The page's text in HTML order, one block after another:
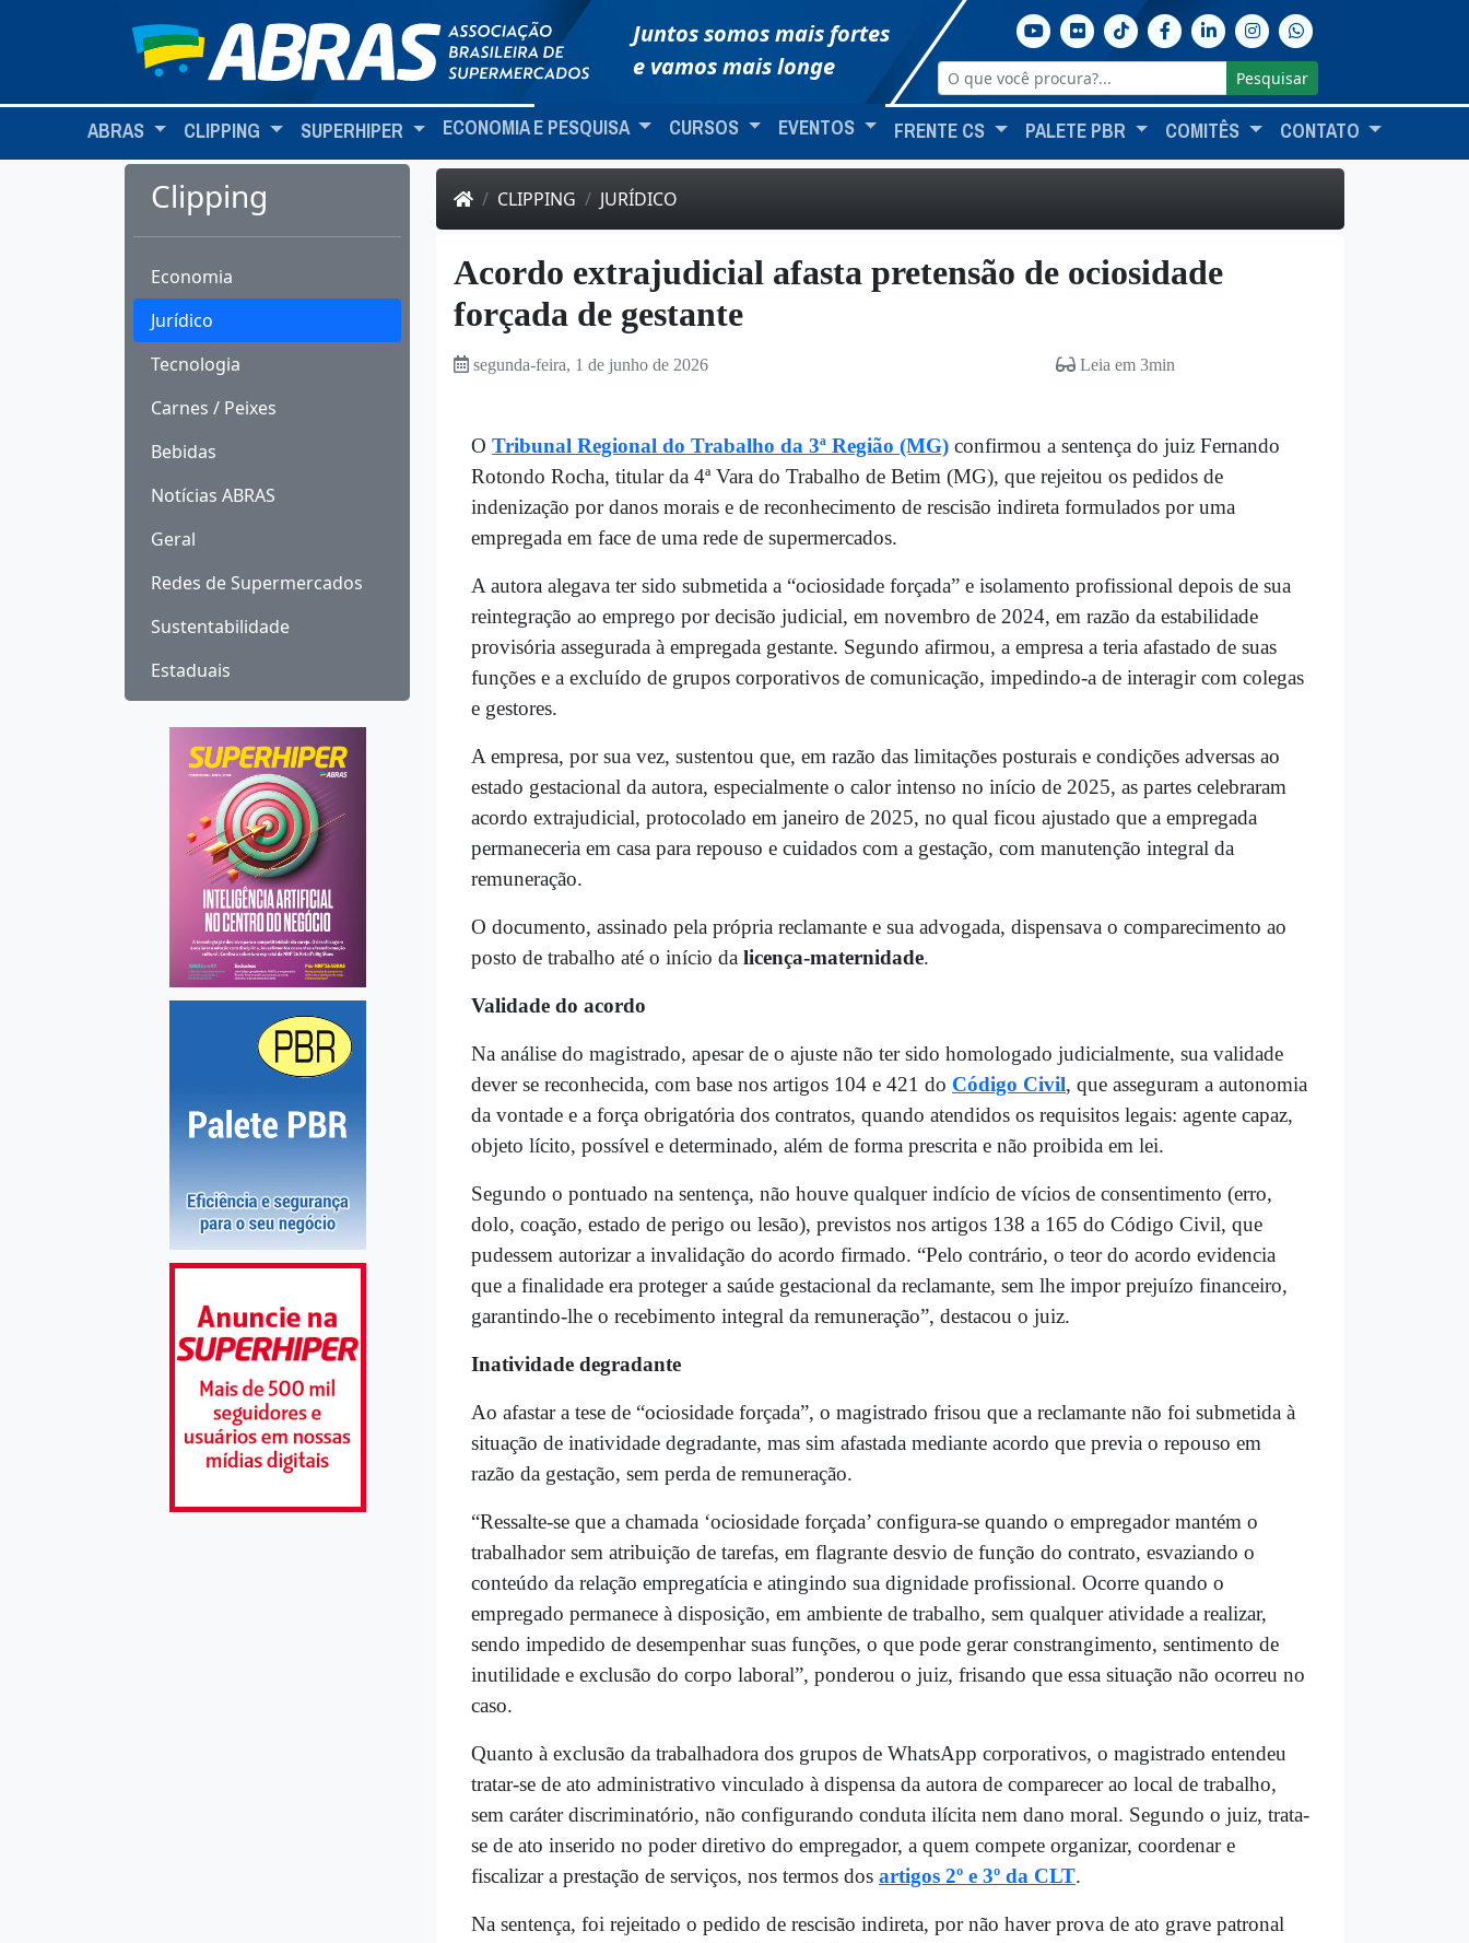
Juntos somos mais fortes
e vamos mais longe
Pesquisar
ABRAS CLIPPING SUPERHIPER ECONOMIA E PESQUISA CURSOS EVENTOS FRENTE CS PALETE PBR COMITÊS CONTATO
Clipping
Economia
Jurídico
Tecnologia
Carnes / Peixes
Bebidas
Notícias ABRAS
Geral
Redes de Supermercados
Sustentabilidade
Estaduais
CLIPPING JURÍDICO
Acordo extrajudicial afasta pretensão de ociosidade
forçada de gestante
segunda-feira, 1 de junho de 2026 Leia em 3min
O Tribunal Regional do Trabalho da 3ª Região (MG) confirmou a sentença do juiz Fernando
Rotondo Rocha, titular da 4ª Vara do Trabalho de Betim (MG), que rejeitou os pedidos de
indenização por danos morais e de reconhecimento de rescisão indireta formulados por uma
empregada em face de uma rede de supermercados.
A autora alegava ter sido submetida a “ociosidade forçada” e isolamento profissional depois de sua
reintegração ao emprego por decisão judicial, em novembro de 2024, em razão da estabilidade
provisória assegurada à empregada gestante. Segundo afirmou, a empresa a teria afastado de suas
funções e a excluído de grupos corporativos de comunicação, impedindo-a de interagir com colegas
e gestores.
A empresa, por sua vez, sustentou que, em razão das limitações posturais e condições adversas ao
estado gestacional da autora, especialmente o calor intenso no início de 2025, as partes celebraram
acordo extrajudicial, protocolado em janeiro de 2025, no qual ficou ajustado que a empregada
permaneceria em casa para repouso e cuidados com a gestação, com manutenção integral da
remuneração.
O documento, assinado pela própria reclamante e sua advogada, dispensava o comparecimento ao
posto de trabalho até o início da licença-maternidade.
Validade do acordo
Na análise do magistrado, apesar de o ajuste não ter sido homologado judicialmente, sua validade
dever se reconhecida, com base nos artigos 104 e 421 do Código Civil, que asseguram a autonomia
da vontade e a força obrigatória dos contratos, quando atendidos os requisitos legais: agente capaz,
objeto lícito, possível e determinado, além de forma prescrita e não proibida em lei.
Segundo o pontuado na sentença, não houve qualquer indício de vícios de consentimento (erro,
dolo, coação, estado de perigo ou lesão), previstos nos artigos 138 a 165 do Código Civil, que
pudessem autorizar a invalidação do acordo firmado. “Pelo contrário, o teor do acordo evidencia
que a finalidade era proteger a saúde gestacional da reclamante, sem lhe impor prejuízo financeiro,
garantindo-lhe o recebimento integral da remuneração”, destacou o juiz.
Inatividade degradante
Ao afastar a tese de “ociosidade forçada”, o magistrado frisou que a reclamante não foi submetida à
situação de inatividade degradante, mas sim afastada mediante acordo que previa o repouso em
razão da gestação, sem perda de remuneração.
“Ressalte-se que a chamada ‘ociosidade forçada’ configura-se quando o empregador mantém o
trabalhador sem atribuição de tarefas, em flagrante desvio de função do contrato, esvaziando o
conteúdo da relação empregatícia e atingindo sua dignidade profissional. Ocorre quando o
empregado permanece à disposição, em ambiente de trabalho, sem qualquer atividade a realizar,
sendo impedido de desempenhar suas funções, o que pode gerar constrangimento, sentimento de
inutilidade e exclusão do corpo laboral”, ponderou o juiz, frisando que essa situação não ocorreu no
caso.
Quanto à exclusão da trabalhadora dos grupos de WhatsApp corporativos, o magistrado entendeu
tratar-se de ato administrativo vinculado à dispensa da autora de comparecer ao local de trabalho,
sem caráter discriminatório, não configurando conduta ilícita nem dano moral. Segundo o juiz, trata-
se de ato inserido no poder diretivo do empregador, a quem compete organizar, coordenar e
fiscalizar a prestação de serviços, nos termos dos artigos 2º e 3º da CLT.
Na sentença, foi rejeitado o pedido de rescisão indireta, por não haver prova de ato grave patronal